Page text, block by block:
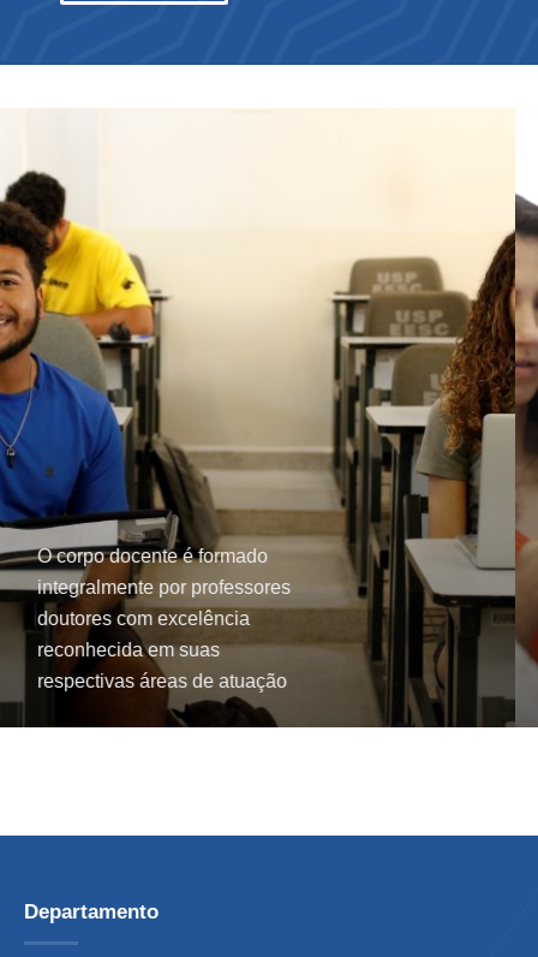
O corpo docente é formado
integralmente por professores
doutores com excelência
reconhecida em suas
respectivas áreas de atuação
Departamento